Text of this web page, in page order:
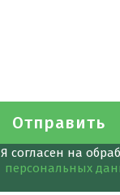
Я согласен на
персональных